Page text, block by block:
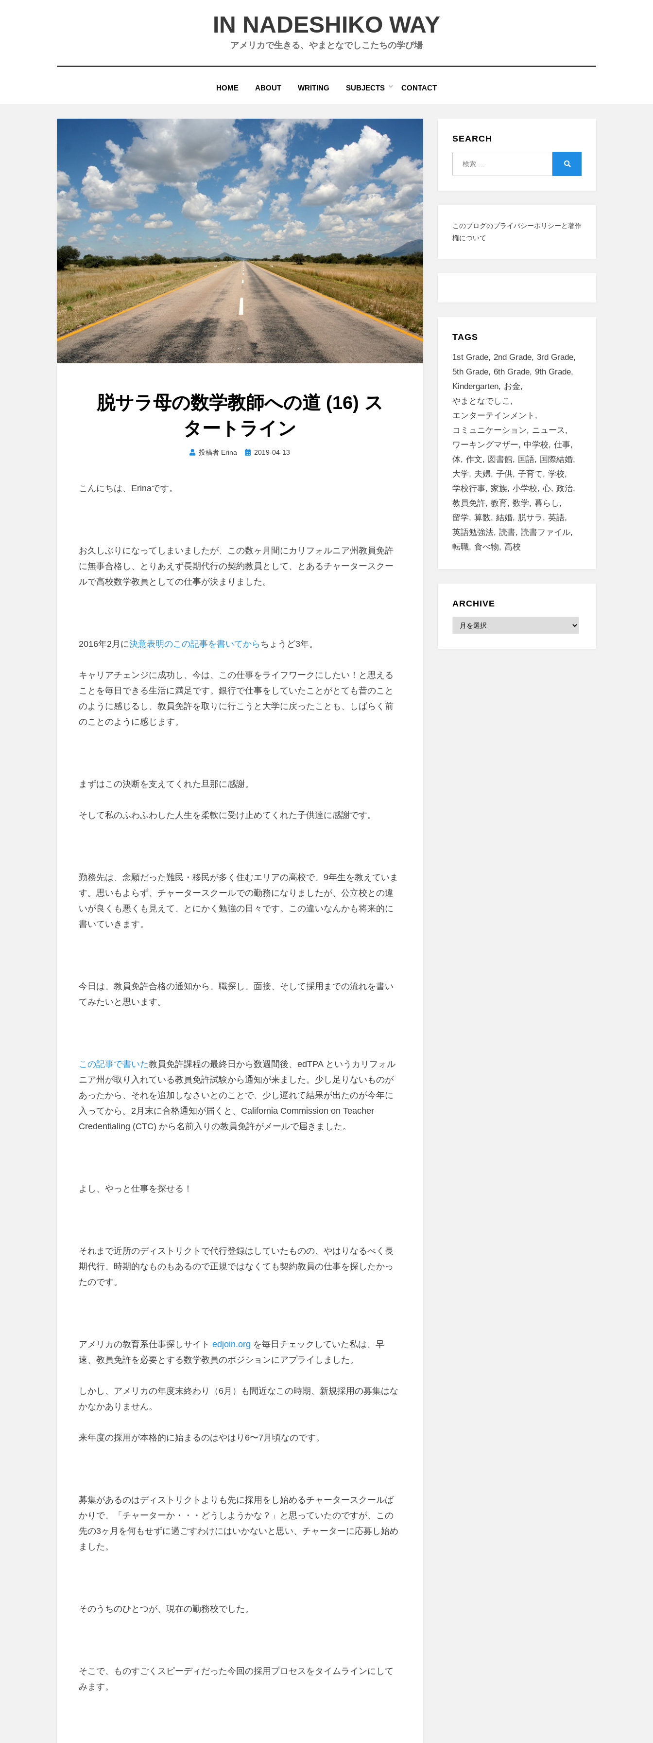
IN NADESHIKO WAY
アメリカで生きる、やまとなでしこたちの学び場
HOME ABOUT WRITING SUBJECTS CONTACT
脱サラ母の数学教師への道 (16) ス
タートライン
投稿者 Erina
投 2019-04-13
こんにちは、Erinaです。
お久しぶりになってしまいましたが、この数ヶ月間にカリフォルニア州教員免許
に無事合格し、とりあえず長期代行の契約教員として、とあるチャータースクー
ルで高校数学教員としての仕事が決まりました。
2016年2月に決意表明のこの記事を書いてから ちょうど3年。
キャリアチェンジに成功し、今は、この仕事をライフワークにしたい！と思える
ことを毎日できる生活に満足です。銀行で仕事をしていたことがとても昔のこと
のように感じるし、教員免許を取りに行こうと大学に戻ったことも、しばらく前
のことのように感じます。
まずはこの決断を支えてくれた旦那に感謝。
そして私のふわふわした人生を柔軟に受け止めてくれた子供達に感謝です。
勤務先は、念願だった難民・移民が多く住むエリアの高校で、9年生を教えていま
す。思いもよらず、チャータースクールでの勤務になりましたが、公立校との違
いが良くも悪くも見えて、とにかく勉強の日々です。この違いなんかも将来的に
書いていきます。
今日は、教員免許合格の通知から、職探し、面接、そして採用までの流れを書い
てみたいと思います。
この記事で書いた教員免許課程の最終日から数週間後、edTPA というカリフォル
ニア州が取り入れている教員免許試験から通知が来ました。少し足りないものが
あったから、それを追加しなさいとのことで、少し遅れて結果が出たのが今年に
入ってから。2月末に合格通知が届くと、California Commission on Teacher
Credentialing (CTC) から名前入りの教員免許がメールで届きました。
よし、やっと仕事を探せる！
それまで近所のディストリクトで代行登録はしていたものの、やはりなるべく長
期代行、時期的なものもあるので正規ではなくても契約教員の仕事を探したかっ
たのです。
アメリカの教育系仕事探しサイト edjoin.org を毎日チェックしていた私は、早
速、教員免許を必要とする数学教員のポジションにアプライしました。
しかし、アメリカの年度末終わり（6月）も間近なこの時期、新規採用の募集はな
かなかありません。
来年度の採用が本格的に始まるのはやはり6〜7月頃なのです。
募集があるのはディストリクトよりも先に採用をし始めるチャータースクールば
かりで、「チャーターか・・・どうしようかな？」と思っていたのですが、この
先の3ヶ月を何もせずに過ごすわけにはいかないと思い、チャーターに応募し始め
ました。
そのうちのひとつが、現在の勤務校でした。
そこで、ものすごくスピーディだった今回の採用プロセスをタイムラインにして
みます。
SEARCH
このブログのプライバシーポリシーと著作
権について
TAGS
1st Grade 2nd Grade 3rd Grade
5th Grade 6th Grade 9th Grade
Kindergarten
お金
やまとなでしこ
エンターテインメント
コミュニケーション
ニュース
ワーキングマザー
中学校
仕事
体 作文 図書館 国語
国際結婚
大学
夫婦 子供 子育て
学校
学校行事
家族 小学校 心 政治
教員免許 教育 数学
暮らし
留学
算数 結婚 脱サラ
英語
英語勉強法 読書 読書ファイル
転職 食べ物 高校
ARCHIVE
Archive